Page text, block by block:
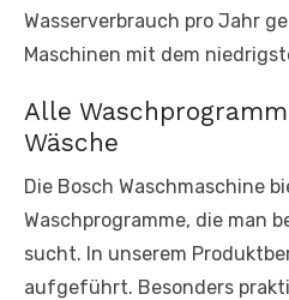
Wasserverbrauch pro Jahr
Maschinen mit dem
Alle
Wäsche
Die Bosch Waschmaschine
Waschprogramme, die man
sucht. In unserem
aufgeführt. Besonders